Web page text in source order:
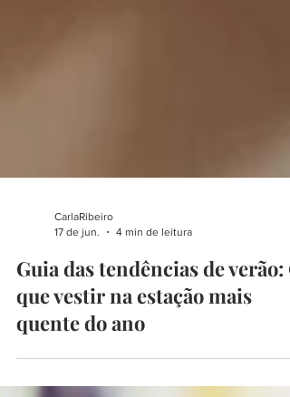
CarlaRibeiro
17 de jun.
4 min de leitura
Guia das tendências de verão: O
que vestir na estação mais
quente do ano